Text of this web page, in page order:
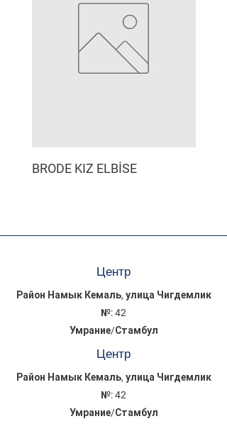
BRODE KIZ ELBİSE
Центр
Район Намык Кемаль, улица Чигдемлик
№: 42
Умрание/Стамбул
Центр
Район Намык Кемаль, улица Чигдемлик
№: 42
Умрание/Стамбул